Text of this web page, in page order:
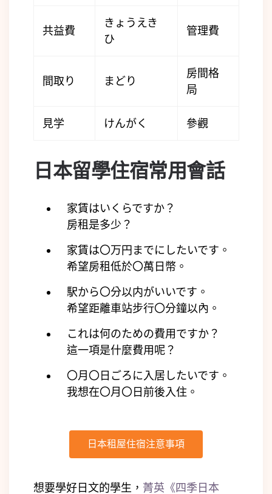
共益費
きょうえき
ひ
管理費
間取り まどり
房間格
局
見学 けんがく 參觀
日本留學住宿常用會話
家賃はいくらですか？
房租是多少？
家賃は〇万円までにしたいです。
希望房租低於〇萬日幣。
駅から〇分以内がいいです。
希望距離車站步行〇分鐘以內。
これは何のための費用ですか？
這一項是什麼費用呢？
〇月〇日ごろに入居したいです。
我想在〇月〇日前後入住。
日本租屋住宿注意事項
想要學好日文的學生， 菁英《四季日本